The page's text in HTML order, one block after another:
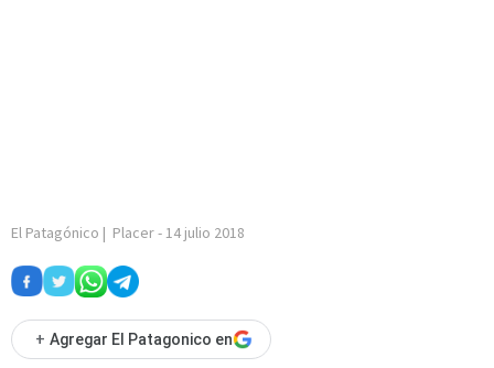
El Patagónico | Placer- 14 julio 2018
+ Agregar El Patagonico en